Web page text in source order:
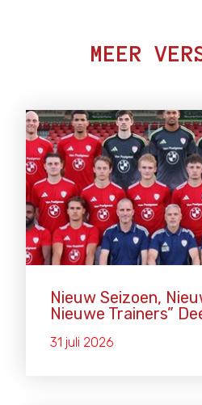
MEER
Nieuw Seizoen,
Nieuwe Trainers”
31 juli 2026